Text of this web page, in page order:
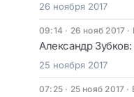
26 ноября 2017
09:14 · 26 нояб 2017 ·
Александр
25 ноября 2017
07:25 · 25 нояб 2017 ·